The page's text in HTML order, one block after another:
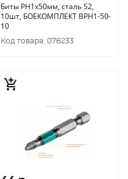
Биты PH1x50мм, сталь S2,
10шт, БОЕКОМПЛЕКТ BPH1-50-
10
Код товара: 078233